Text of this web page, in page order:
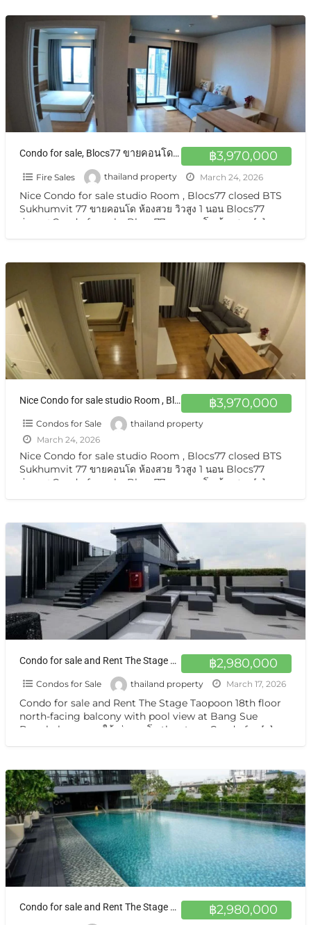
฿3,970,000
Condo for sale, Blocs77 ขายคอนโด ห้องสวย วิวสูง 1 นอน Blocs77 อ่อนนุช
Fire Sales thailand property March 24, 2026
Nice Condo for sale studio Room , Blocs77 closed BTS
Sukhumvit 77 ขายคอนโด ห้องสวย วิวสูง 1 นอน Blocs77
อ่อนนุช Condo for sale, Blocs77 ขายคอนโด ห้องสวย […]
฿3,970,000
Nice Condo for sale studio Room , Blocs77 closed BTS Sukhumvit 77 ขายคอนโด ห้องสวย วิวสูง 1 นอน Blocs77 อ่อนนุช
Condos for Sale
thailand property
March 24, 2026
Nice Condo for sale studio Room , Blocs77 closed BTS
Sukhumvit 77 ขายคอนโด ห้องสวย วิวสูง 1 นอน Blocs77
อ่อนนุช Condo for sale, Blocs77 ขายคอนโด ห้องสวย […]
฿2,980,000
Condo for sale and Rent The Stage Taopoon 18th floor north-facing balcony with pool view at Bang Sue Bangkok
Condos for Sale thailand property March 17, 2026
Condo for sale and Rent The Stage Taopoon 18th floor
north-facing balcony with pool view at Bang Sue
Bangkok ขาย และให้เช่าคอนโด the stage Condo for […]
฿2,980,000
Condo for sale and Rent The Stage Taopoon 18th floor north-facing balcony with pool view at Bang Sue Bangkok